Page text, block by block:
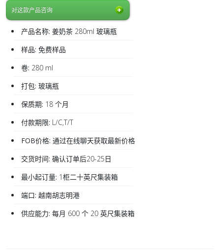
对这款产品咨询
产品名称: 姜奶茶 280ml 玻璃瓶
样品: 免费样品
卷: 280 ml
打包: 玻璃瓶
保质期: 18 个月
付款期限: L/C,T/T
FOB价格: 通过在线聊天获取最新价格
交货时间: 确认订单后20-25日
最小起订量: 1柜二十英尺集装箱
端口: 越南胡志明港
供应能力: 每月 600 个 20 英尺集装箱